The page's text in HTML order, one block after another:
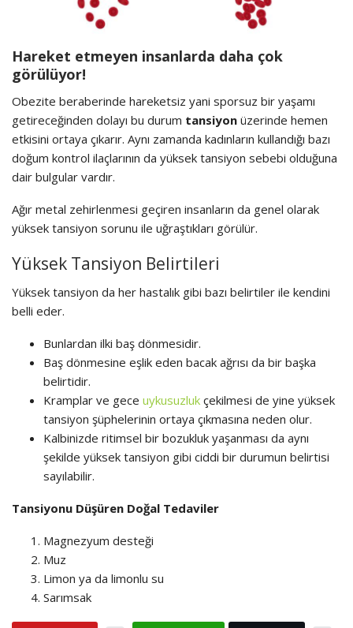
Hareket etmeyen insanlarda daha çok
görülüyor!
Obezite beraberinde hareketsiz yani sporsuz bir yaşamı
getireceğinden dolayı bu durum tansiyon üzerinde hemen
etkisini ortaya çıkarır. Aynı zamanda kadınların kullandığı bazı
doğum kontrol ilaçlarının da yüksek tansiyon sebebi olduğuna
dair bulgular vardır.
Ağır metal zehirlenmesi geçiren insanların da genel olarak
yüksek tansiyon sorunu ile uğraştıkları görülür.
Yüksek Tansiyon Belirtileri
Yüksek tansiyon da her hastalık gibi bazı belirtiler ile kendini
belli eder.
Bunlardan ilki baş dönmesidir.
Baş dönmesine eşlik eden bacak ağrısı da bir başka
belirtidir.
Kramplar ve gece uykusuzluk çekilmesi de yine yüksek
tansiyon şüphelerinin ortaya çıkmasına neden olur.
Kalbinizde ritimsel bir bozukluk yaşanması da aynı
şekilde yüksek tansiyon gibi ciddi bir durumun belirtisi
sayılabilir.
Tansiyonu Düşüren Doğal Tedaviler
Magnezyum desteği
Muz
Limon ya da limonlu su
Sarımsak